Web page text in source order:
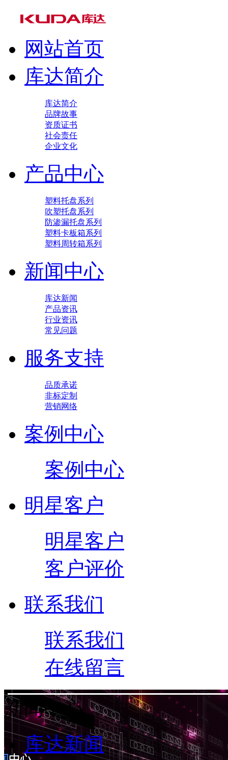
网站首页
库达简介
库达简介
品牌故事
资质证书
社会责任
企业文化
产品中心
塑料托盘系列
吹塑托盘系列
防渗漏托盘系列
塑料卡板箱系列
塑料周转箱系列
新闻中心
库达新闻
产品资讯
行业资讯
常见问题
服务支持
品质承诺
非标定制
营销网络
案例中心
案例中心
明星客户
明星客户
客户评价
联系我们
联系我们
在线留言
新闻中心
库达新闻